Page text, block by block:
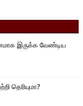
இருக்க வேண்டிய
தெரியுமா?